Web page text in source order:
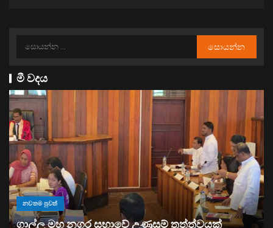
මී වදය
නවතම පුවත්
“ඉවත් වෙනු” තිබුණත්, මෙරට අයිස් මත්ද්‍රව්‍ය භාවිතය
ඉහළට